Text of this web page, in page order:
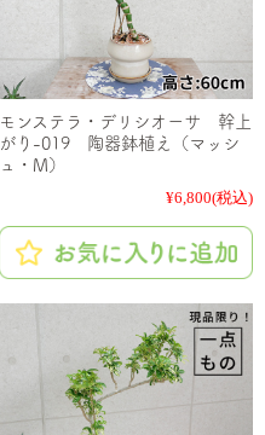
モンステラ・デリシオーサ 幹上
がり-019 陶器鉢植え（マッシ
ュ・M）
¥6,800(税込)